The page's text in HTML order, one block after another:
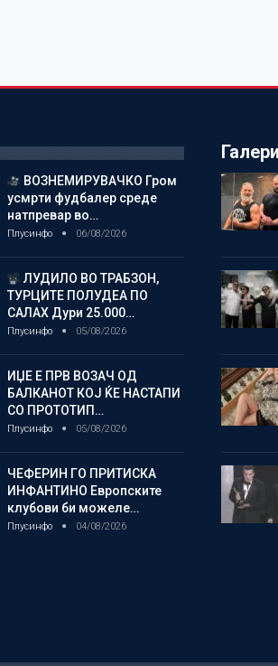
ВОЗНЕМИРУВАЧКО Гром
усмрти фудбалер среде
натпревар во…
Плусинфо 06/08/2026
ЛУДИЛО ВО ТРАБЗОН,
ТУРЦИТЕ ПОЛУДЕА ПО
САЛАХ Дури 25.000…
Плусинфо 05/08/2026
ИЏЕ Е ПРВ ВОЗАЧ ОД
БАЛКАНОТ КОЈ ЌЕ НАСТАПИ
СО ПРОТОТИП…
Плусинфо 05/08/2026
ЧЕФЕРИН ГО ПРИТИСКА
ИНФАНТИНО Европските
клубови би можеле…
Плусинфо 04/08/2026